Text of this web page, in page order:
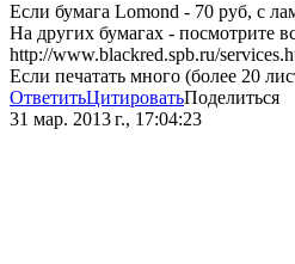
Если бумага Lomond - 70 руб, с
На других бумагах - посмотрите
http://www.blackred.spb.ru/
Если печатать много (более 20
ОтветитьЦитироватьПоделиться
31 мар. 2013 г., 17:04:23